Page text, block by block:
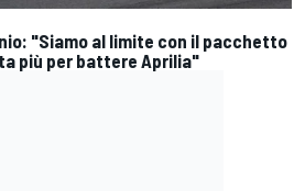
"Siamo al limite con il pacchetto
più per battere Aprilia"